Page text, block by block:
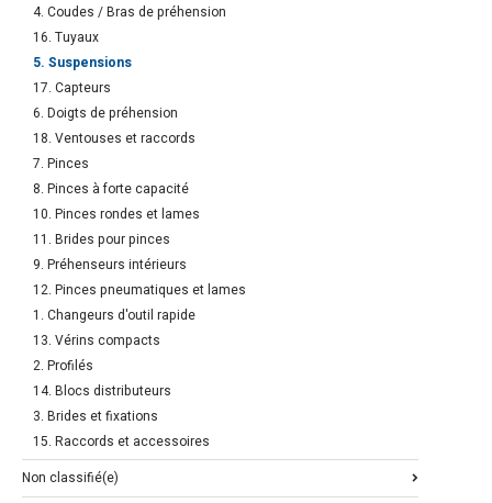
4. Coudes / Bras de préhension
16. Tuyaux
5. Suspensions
17. Capteurs
6. Doigts de préhension
18. Ventouses et raccords
7. Pinces
8. Pinces à forte capacité
10. Pinces rondes et lames
11. Brides pour pinces
9. Préhenseurs intérieurs
12. Pinces pneumatiques et lames
1. Changeurs d'outil rapide
13. Vérins compacts
2. Profilés
14. Blocs distributeurs
3. Brides et fixations
15. Raccords et accessoires
Non classifié(e)